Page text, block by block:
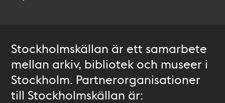
Stockholmskällan är ett samarbete
mellan arkiv, bibliotek och museer i
Stockholm. Partnerorganisationer
till Stockholmskällan är: